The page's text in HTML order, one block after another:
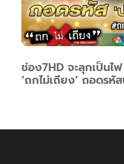
ช่อง7HD จะลุกเป็นไฟ
‘ถกไม่เถียง’ ถอดร